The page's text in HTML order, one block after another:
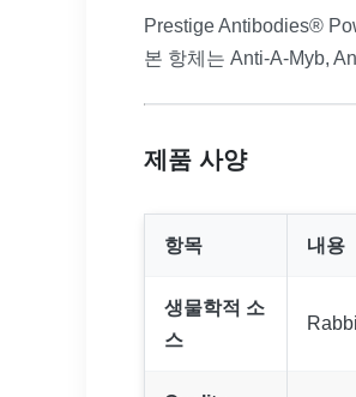
Prestige Antibodies®
본 항체는 Anti-A-Myb,
제품 사양
항목 내용
생물학적 소
스